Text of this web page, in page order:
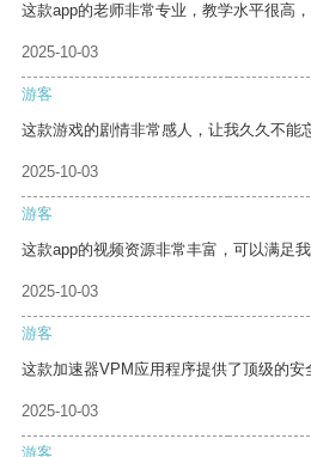
这款app的老师非常专业，教学水平很高
2025-10-03
游客
这款游戏的剧情非常感人，让我久久不能
2025-10-03
游客
这款app的视频资源非常丰富，可以满足我
2025-10-03
游客
这款加速器VPM应用程序提供了顶级的安
2025-10-03
游客